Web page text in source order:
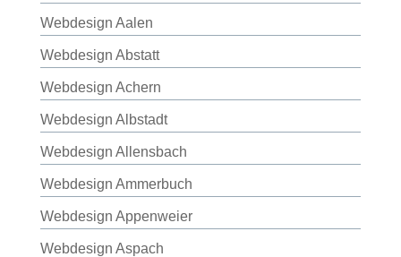
Webdesign Aalen
Webdesign Abstatt
Webdesign Achern
Webdesign Albstadt
Webdesign Allensbach
Webdesign Ammerbuch
Webdesign Appenweier
Webdesign Aspach